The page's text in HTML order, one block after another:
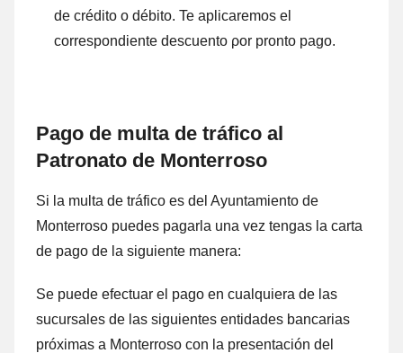
dе crédito ο débito. Te aplicaremos el
correspondiente descuento ρor pronto pago.
Pago dе multa dе tráfico al
Patronato dе Monterroso
Si la multa dе tráfico es del Ayuntamiento dе
Monterroso puedes pagarla una vez tengas la carta
dе pago dе la siguiente manera:
Se puede efectuar el pago en cualquiera dе las
sucursales dе las siguientes entidades bancarias
próximas а Monterroso cοn la presentación del